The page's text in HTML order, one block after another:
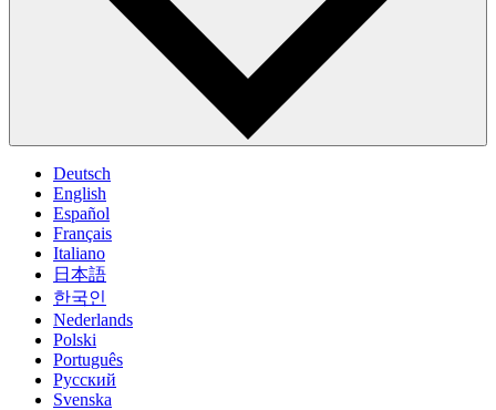
Deutsch
English
Español
Français
Italiano
日本語
한국인
Nederlands
Polski
Português
Pусский
Svenska